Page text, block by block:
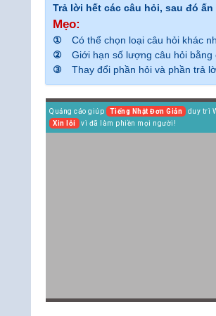
Trả lời hết các câu hỏi, sau đó
Mẹo:
① Có thể chọn loại câu hỏi khác
② Giới hạn số lượng câu hỏi bằng
③ Thay đổi phần hỏi và phần trả
Quảng cáo giúp Tiếng Nhật Đơn Giản duy trì
Xin lỗi vì đã làm phiền mọi người!